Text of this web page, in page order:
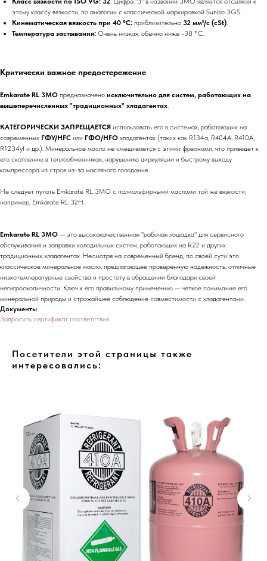
этому классу вязкости, по аналогии с классической маркировкой Suniso 3GS.
Кинематическая вязкость при 40 °C: приблизительно 32 мм²/с (cSt).
Температура застывания: Очень низкая, обычно ниже -38 °C.
Критически важное предостережение
Emkarate RL 3MO предназначено исключительно для систем, работающих на
вышеперечисленных "традиционных" хладагентах.
КАТЕГОРИЧЕСКИ ЗАПРЕЩАЕТСЯ использовать его в системах, работающих на
современных ГФУ/HFC или ГФО/HFO хладагентах (таких как R134a, R404A, R410A,
R1234yf и др.). Минеральное масло не смешивается с этими фреонами, что приведет к
его скоплению в теплообменниках, нарушению циркуляции и быстрому выходу
компрессора из строя из-за масляного голодания.
Не следует путать Emkarate RL 3MO с полиолэфирными маслами той же вязкости,
например, Emkarate RL 32H.
Emkarate RL 3MO — это высококачественная "рабочая лошадка" для сервисного
обслуживания и заправки холодильных систем, работающих на R22 и других
традиционных хладагентах. Несмотря на современный бренд, по своей сути это
классическое минеральное масло, предлагающее проверенную надежность, отличные
низкотемпературные свойства и простоту в обращении благодаря своей
негигроскопичности. Ключ к его правильному применению — четкое понимание его
минеральной природы и строжайшее соблюдение совместимости с хладагентами.
Документы
Запросить сертификат соответствия
Посетители этой страницы также
интересовались: